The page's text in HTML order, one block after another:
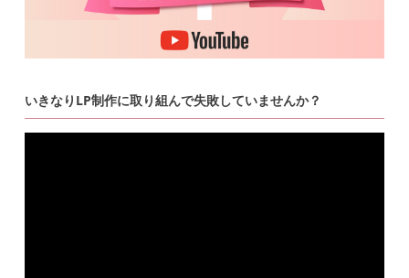
いきなりLP制作に取り組んで失敗していませんか？
動